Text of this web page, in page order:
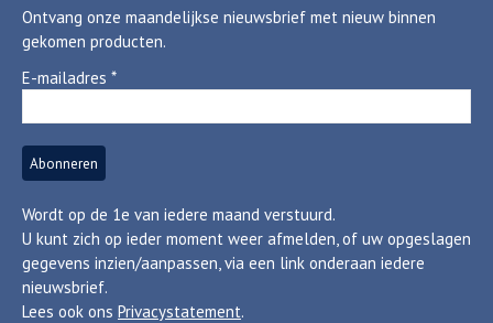
Ontvang onze maandelijkse nieuwsbrief met nieuw binnen
gekomen producten.
E-mailadres *
Wordt op de 1e van iedere maand verstuurd.
U kunt zich op ieder moment weer afmelden, of uw opgeslagen
gegevens inzien/aanpassen, via een link onderaan iedere
nieuwsbrief.
Lees ook ons Privacystatement.